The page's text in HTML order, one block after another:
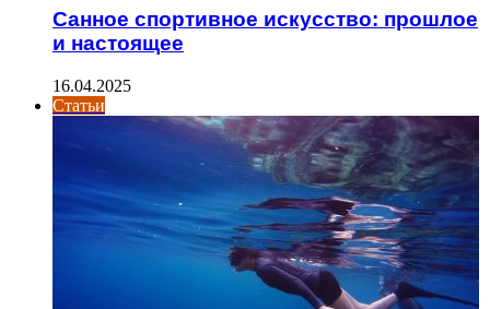
Санное спортивное искусство: прошлое
и настоящее
16.04.2025
Статьи